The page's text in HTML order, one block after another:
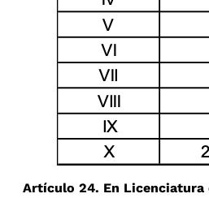
Artículo 24. En Licenciatura